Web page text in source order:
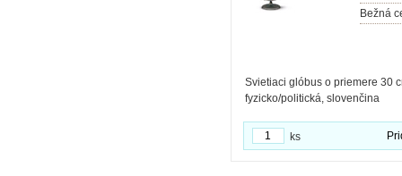
Bežná
Svietiaci glóbus o priemere 30
fyzicko/politická, slovenčina
ks